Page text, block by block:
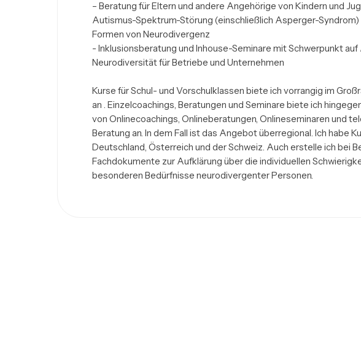
– Beratung für Eltern und andere Angehörige von Kindern und
Autismus-Spektrum-Störung (einschließlich Asperger-Syndrom)
Formen von Neurodivergenz
- Inklusionsberatung und Inhouse-Seminare mit Schwerpunkt auf
Neurodiversität für Betriebe und Unternehmen
Kurse für Schul- und Vorschulklassen biete ich vorrangig im
an . Einzelcoachings, Beratungen und Seminare biete ich
von Onlinecoachings, Onlineberatungen, Onlineseminaren und
Beratung an. In dem Fall ist das Angebot überregional. Ich habe
Deutschland, Österreich und der Schweiz. Auch erstelle ich bei
Fachdokumente zur Aufklärung über die individuellen
besonderen Bedürfnisse neurodivergenter Personen.